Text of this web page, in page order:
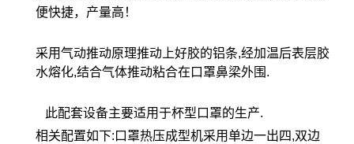
便快捷，产量高！
采用气动推动原理推动上好胶的铝条,经加温后表层胶
水熔化,结合气体推动粘合在口罩鼻梁外围.
此配套设备主要适用于杯型口罩的生产.
相关配置如下:口罩热压成型机采用单边一出四,双边